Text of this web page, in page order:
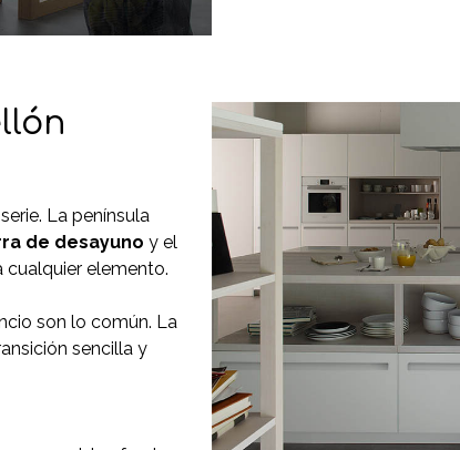
La península
de desayuno y el
elemento.
son lo común. La
sencilla y